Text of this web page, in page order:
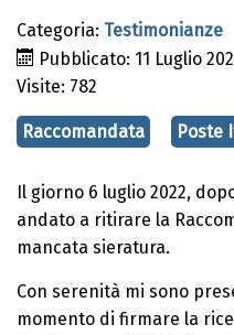
Categoria: Testimonianze
Pubblicato: 11 Luglio
Visite: 782
Raccomandata Poste
Il giorno 6 luglio 2022,
andato a ritirare la
mancata sieratura.
Con serenità mi sono
momento di firmare la